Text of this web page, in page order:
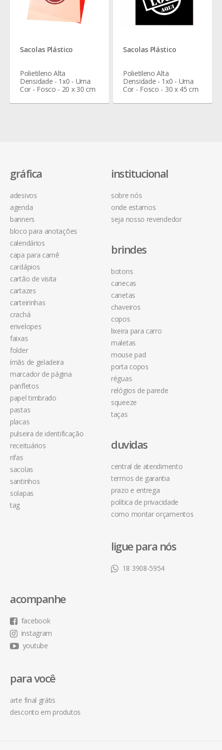
Sacolas Plástico
Polietileno Alta
Densidade - 1x0 - Uma
Cor - Fosco - 20 x 30 cm
Sacolas Plástico
Polietileno Alta
Densidade - 1x0 - Uma
Cor - Fosco - 30 x 45 cm
institucional
sobre nós
onde estamos
seja nosso revendedor
gráfica
adesivos
agenda
banners
bloco para anotações
calendários
capa para carnê
cardápios
cartão de visita
cartazes
carteirinhas
crachá
envelopes
faixas
folder
ímãs de geladeira
marcador de página
panfletos
papel timbrado
pastas
placas
pulseira de identificação
receituários
rifas
sacolas
santinhos
solapas
tag
brindes
botons
canecas
canetas
chaveiros
copos
lixeira para carro
maletas
mouse pad
porta copos
réguas
relógios de parede
squeeze
taças
duvidas
central de atendimento
termos de garantia
prazo e entrega
política de privacidade
como montar orçamentos
ligue para nós
18 3908-5954
acompanhe
facebook
instagram
youtube
para você
arte final grátis
desconto em produtos